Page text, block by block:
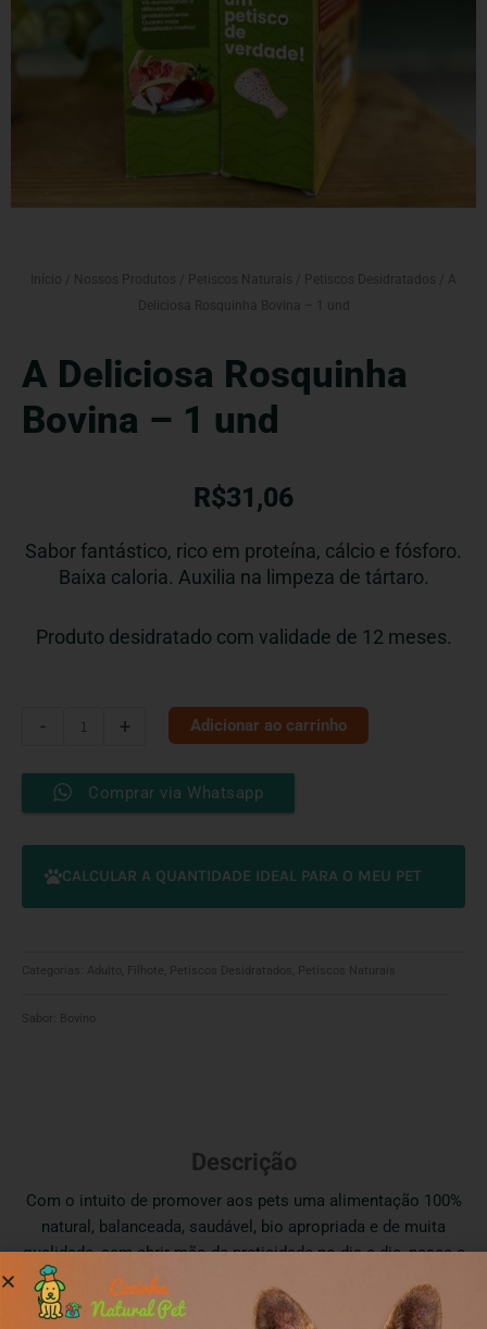
Início Nossos Produtos Petiscos Naturais Petiscos Desidratados
/ A
Deliciosa Rosquinha Bovina – 1 und
A Deliciosa Rosquinha
Bovina – 1 und
R$31,06
Sabor fantástico, rico em proteína, cálcio e fósforo.
Baixa caloria. Auxilia na limpeza de tártaro.
Produto desidratado com validade de 12 meses.
-
Rosquinha
Bovina
1
und
quantidade
+ Adicionar ao carrinho
Comprar via Whatsapp
CALCULAR A QUANTIDADE IDEAL PARA O MEU PET
Categorias: Adulto Filhote Petiscos Desidratados Petiscos Naturais
Sabor: Bovino
Descrição
Com o intuito de promover aos pets uma alimentação 100%
natural, balanceada, saudável, bio apropriada e de muita
qualidade, sem abrir mão da praticidade no dia a dia, nasce a